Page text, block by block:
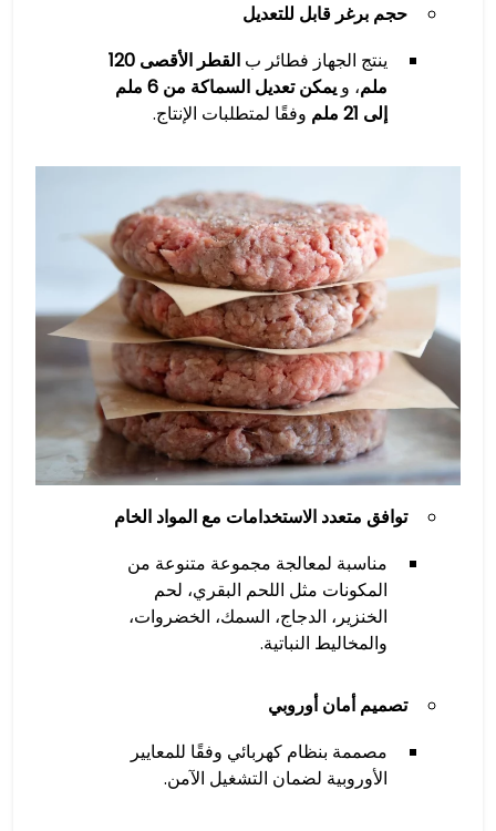
حجم برغر قابل للتعديل
ينتج الجهاز فطائر ب
القطر الأقصى 120
ملم، و
يمكن تعديل السماكة من 6 ملم
إلى 21 ملم
وفقًا لمتطلبات الإنتاج.
توافق متعدد الاستخدامات مع المواد الخام
مناسبة لمعالجة مجموعة متنوعة من
المكونات مثل اللحم البقري، لحم
الخنزير، الدجاج، السمك، الخضروات،
والمخاليط النباتية.
تصميم أمان أوروبي
مصممة بنظام كهربائي وفقًا للمعايير
الأوروبية لضمان التشغيل الآمن.